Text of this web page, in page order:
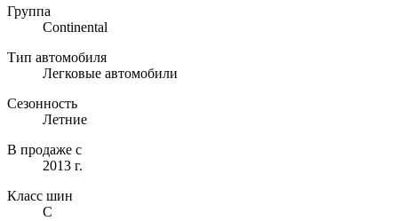
Группа
Continental
Тип автомобиля
Легковые автомобили
Сезонность
Летние
В продаже с
2013 г.
Класс шин
C